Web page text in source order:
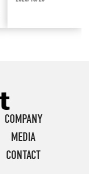
COMPANY
MEDIA
CONTACT